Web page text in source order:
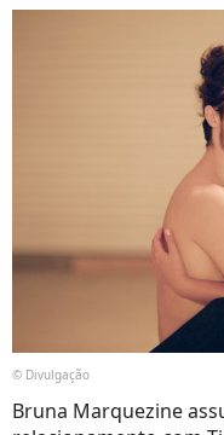
© Divulgação
Bruna Marquezine